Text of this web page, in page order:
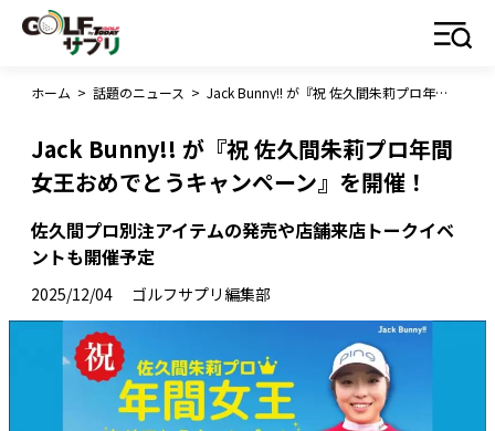
ホーム > 話題のニュース > Jack Bunny!! が『祝 佐久間朱莉プロ年間女王おめでとうキャンペーン』を開催！
Jack Bunny!! が『祝 佐久間朱莉プロ年間
女王おめでとうキャンペーン』を開催！
佐久間プロ別注アイテムの発売や店舗来店トークイベ
ントも開催予定
2025/12/04 ゴルフサプリ編集部